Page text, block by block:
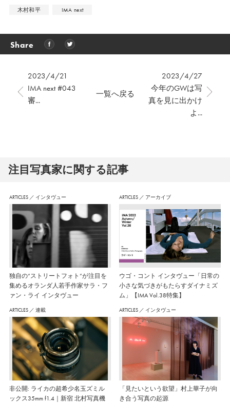
木村和平 IMA next
Share
2023/4/21
IMA next #043
審...
2023/4/27
今年のGWは写
真を見に出かけ
よ...
一覧へ戻る
注⽬写真家に関する記事
ARTICLES ／ インタヴュー
独自の“ストリートフォト”が注目を
集めるオランダ人若手作家サラ・フ
ァン・ライ インタヴュー
ARTICLES ／ アーカイブ
ウゴ・コント インタヴュー「日常の
小さな気づきがもたらすダイナミズ
ム」【IMA Vol.38特集】
ARTICLES ／ 連載
非公開: ライカの超希少名玉ズミル
ックス35mm f1.4｜新宿 北村写真機
ARTICLES ／ インタヴュー
「見たいという欲望」村上華子が向
き合う写真の起源